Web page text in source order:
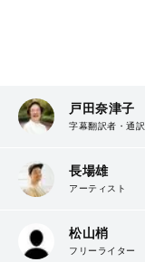
戸田奈津子
字幕翻訳者・通訳
長場雄
アーティスト
松山梢
フリーライター